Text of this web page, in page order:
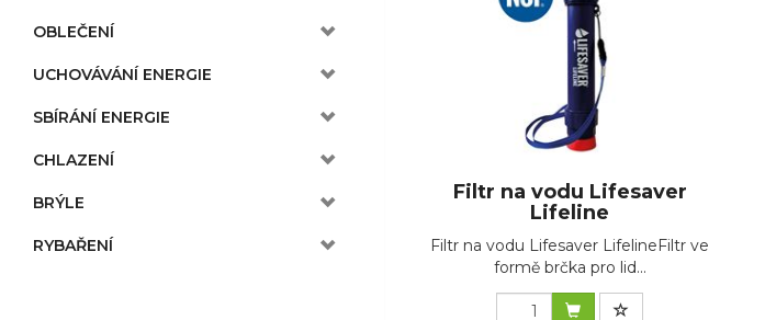
OBLEČENÍ
UCHOVÁVÁNÍ ENERGIE
SBÍRÁNÍ ENERGIE
CHLAZENÍ
BRÝLE
RYBAŘENÍ
Filtr na vodu Lifesaver
Lifeline
Filtr na vodu Lifesaver LifelineFiltr ve
formě brčka pro lid...